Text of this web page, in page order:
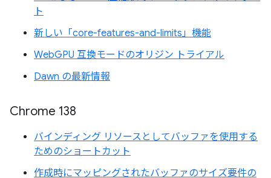
ト
新しい「core-features-and-limits」機能
WebGPU 互換モードのオリジン トライアル
Dawn の最新情報
Chrome 138
バインディング リソースとしてバッファを使用する
ためのショートカット
作成時にマッピングされたバッファのサイズ要件の